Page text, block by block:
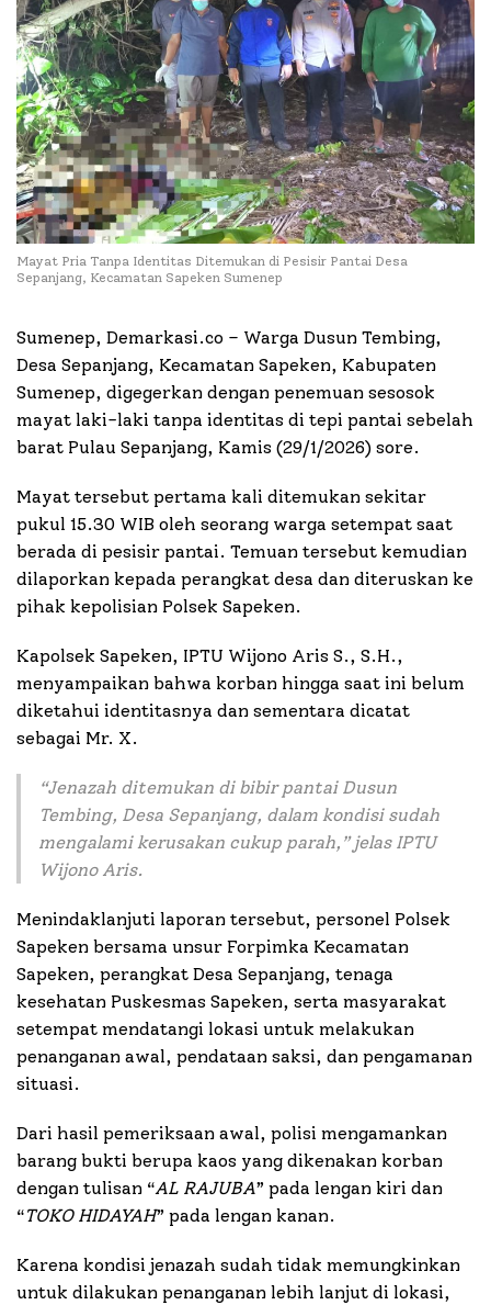
Mayat Pria Tanpa Identitas Ditemukan di Pesisir Pantai Desa
Sepanjang, Kecamatan Sapeken Sumenep
Sumenep, Demarkasi.co – Warga Dusun Tembing,
Desa Sepanjang, Kecamatan Sapeken, Kabupaten
Sumenep, digegerkan dengan penemuan sesosok
mayat laki-laki tanpa identitas di tepi pantai sebelah
barat Pulau Sepanjang, Kamis (29/1/2026) sore.
Mayat tersebut pertama kali ditemukan sekitar
pukul 15.30 WIB oleh seorang warga setempat saat
berada di pesisir pantai. Temuan tersebut kemudian
dilaporkan kepada perangkat desa dan diteruskan ke
pihak kepolisian Polsek Sapeken.
Kapolsek Sapeken, IPTU Wijono Aris S., S.H.,
menyampaikan bahwa korban hingga saat ini belum
diketahui identitasnya dan sementara dicatat
sebagai Mr. X.
“Jenazah ditemukan di bibir pantai Dusun
Tembing, Desa Sepanjang, dalam kondisi sudah
mengalami kerusakan cukup parah,” jelas IPTU
Wijono Aris.
Menindaklanjuti laporan tersebut, personel Polsek
Sapeken bersama unsur Forpimka Kecamatan
Sapeken, perangkat Desa Sepanjang, tenaga
kesehatan Puskesmas Sapeken, serta masyarakat
setempat mendatangi lokasi untuk melakukan
penanganan awal, pendataan saksi, dan pengamanan
situasi.
Dari hasil pemeriksaan awal, polisi mengamankan
barang bukti berupa kaos yang dikenakan korban
dengan tulisan “AL RAJUBA” pada lengan kiri dan
“TOKO HIDAYAH” pada lengan kanan.
Karena kondisi jenazah sudah tidak memungkinkan
untuk dilakukan penanganan lebih lanjut di lokasi,